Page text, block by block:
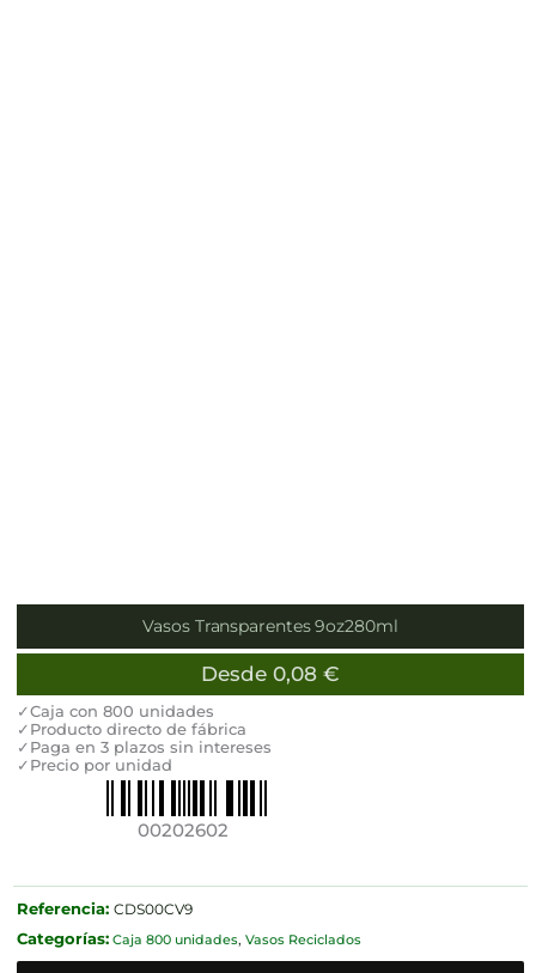
Vasos Transparentes 9oz280ml
Desde 0,08 €
✓Caja con 800 unidades
✓Producto directo de fábrica
✓Paga en 3 plazos sin intereses
✓Precio por unidad
00202602
Referencia: CDS00CV9
Categorías: Caja 800 unidades, Vasos Reciclados